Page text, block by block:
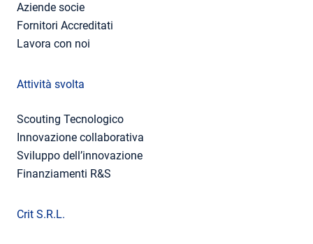
Aziende socie
Fornitori Accreditati
Lavora con noi
Attività svolta
Scouting Tecnologico
Innovazione collaborativa
Sviluppo dell’innovazione
Finanziamenti R&S
Crit S.R.L.